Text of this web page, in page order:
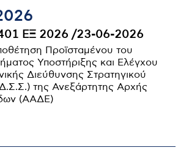
ΕΞ 2026 /23-06-2026
Προϊσταμένου του
Υποστήριξης και Ελέγχου
Διεύθυνσης Στρατηγικού
της Ανεξάρτητης Αρχής
(ΑΑΔΕ)